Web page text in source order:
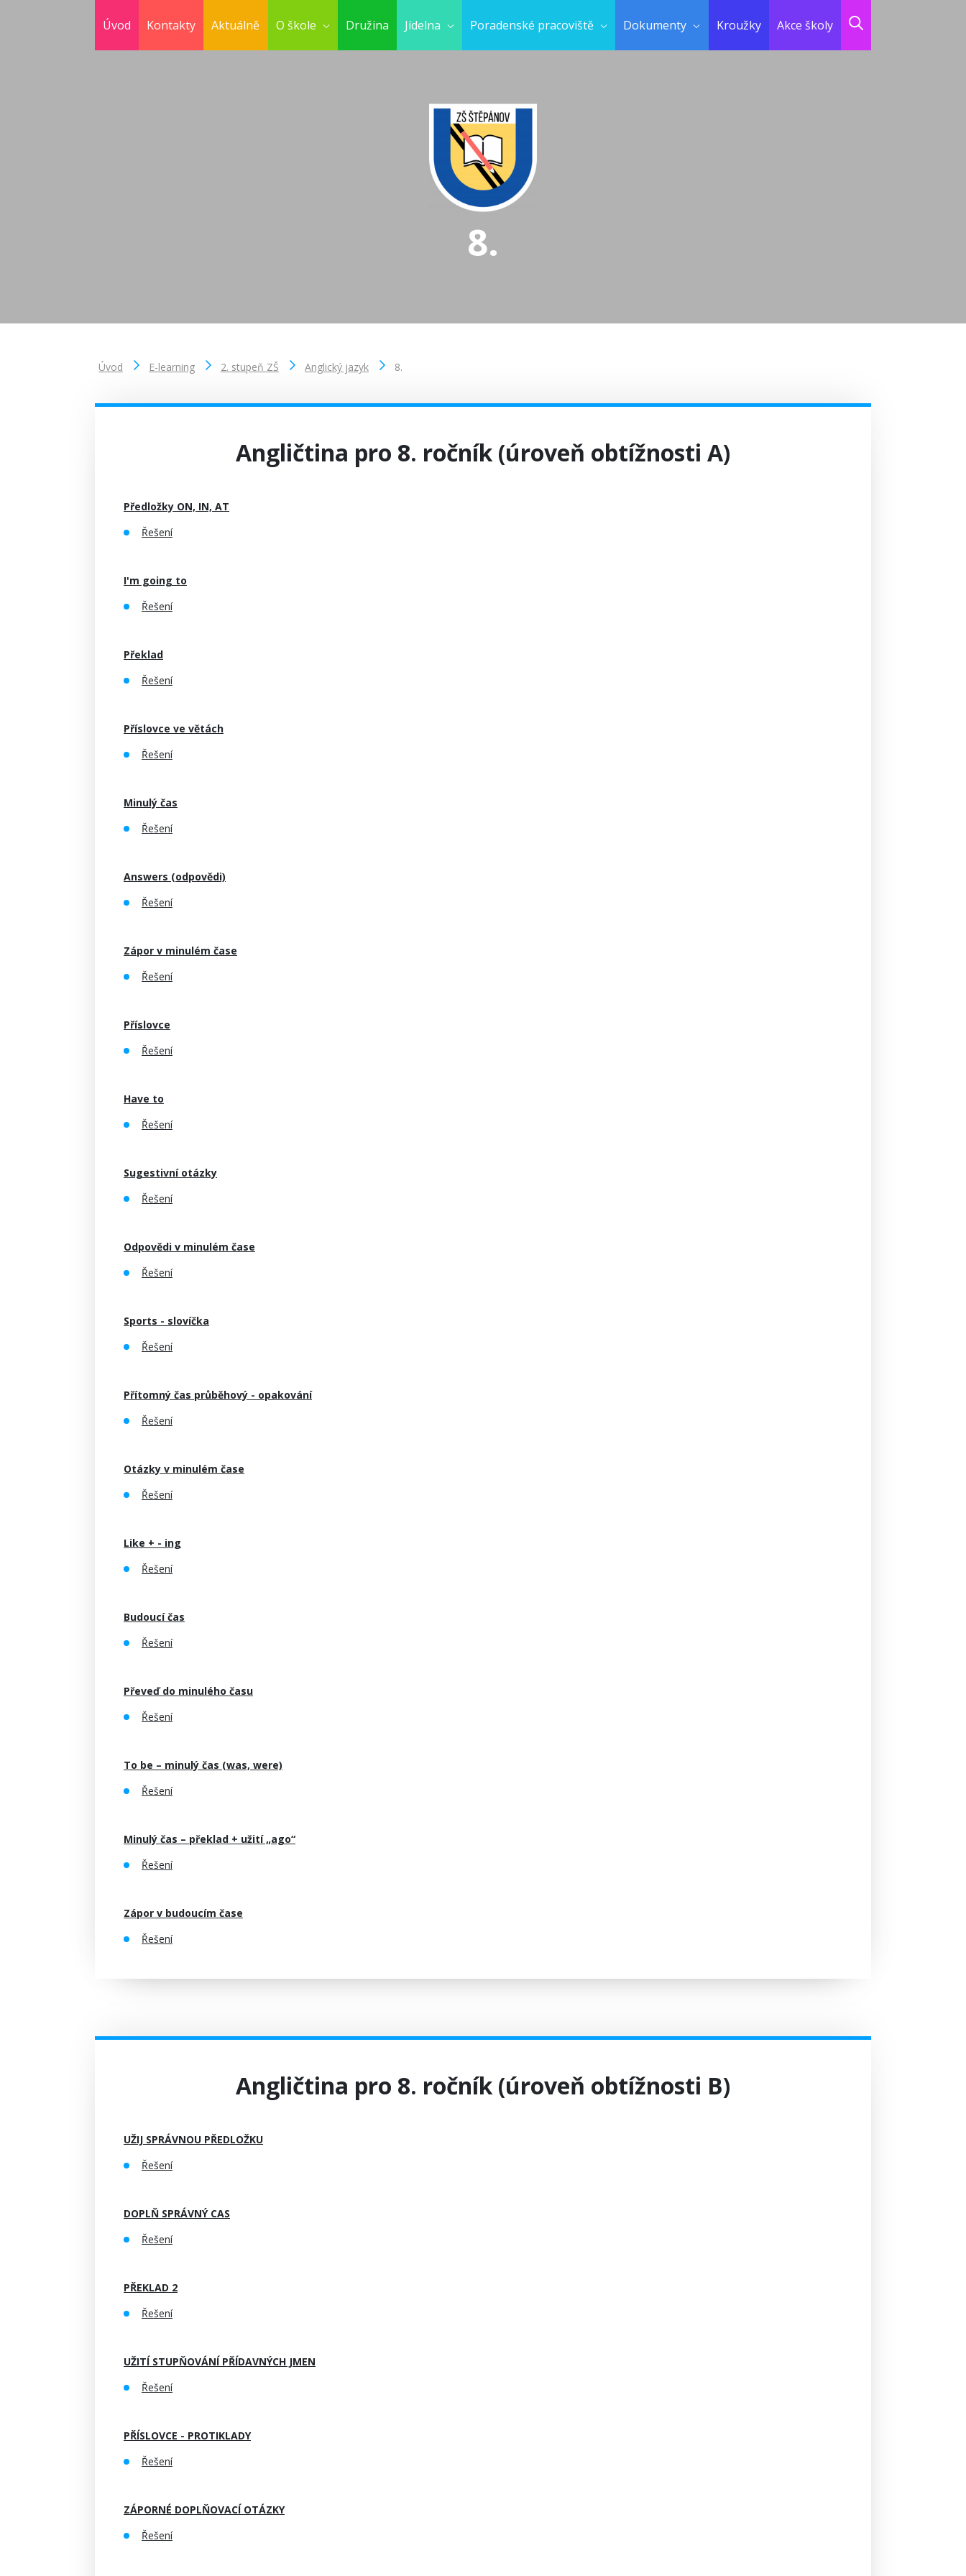
Úvod Kontakty Aktuálně O škole Družina Jídelna Poradenské pracoviště Dokumenty Kroužky Akce školy
8.
Úvod E-learning 2. stupeň ZŠ Anglický jazyk 8.
Angličtina pro 8. ročník (úroveň obtížnosti A)
Předložky ON, IN, AT
Řešení
I'm going to
Řešení
Překlad
Řešení
Příslovce ve větách
Řešení
Minulý čas
Řešení
Answers (odpovědi)
Řešení
Zápor v minulém čase
Řešení
Příslovce
Řešení
Have to
Řešení
Sugestivní otázky
Řešení
Odpovědi v minulém čase
Řešení
Sports - slovíčka
Řešení
Přítomný čas průběhový - opakování
Řešení
Otázky v minulém čase
Řešení
Like + - ing
Řešení
Budoucí čas
Řešení
Převeď do minulého času
Řešení
To be – minulý čas (was, were)
Řešení
Minulý čas – překlad + užití „ago“
Řešení
Zápor v budoucím čase
Řešení
Angličtina pro 8. ročník (úroveň obtížnosti B)
UŽIJ SPRÁVNOU PŘEDLOŽKU
Řešení
DOPLŇ SPRÁVNÝ CAS
Řešení
PŘEKLAD 2
Řešení
UŽITÍ STUPŇOVÁNÍ PŘÍDAVNÝCH JMEN
Řešení
PŘÍSLOVCE - PROTIKLADY
Řešení
ZÁPORNÉ DOPLŇOVACÍ OTÁZKY
Řešení